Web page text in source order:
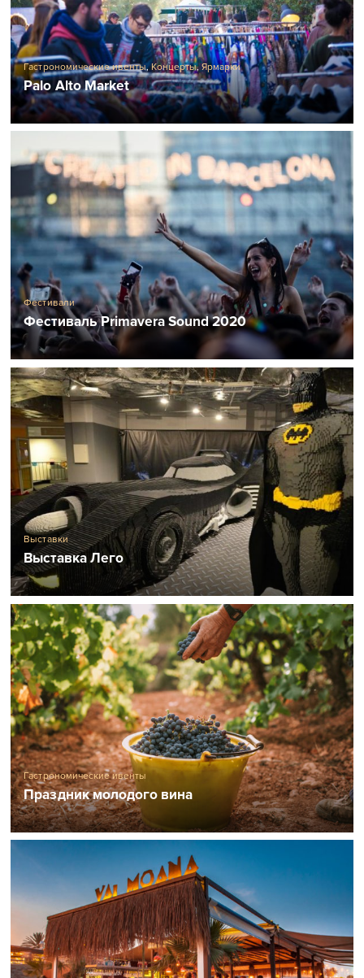
Гастрономические ивенты,Концерты,Ярмарки
Palo Alto Market
Фестивали
Фестиваль Primavera Sound 2020
Выставки
Выставка Лего
Гастрономические ивенты
Праздник молодого вина